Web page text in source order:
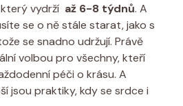
vydrží
až 6-8 týdnů. A
se ⁤o​ ně stále starat, jako s
‌se ‌snadno​ udržují. Právě
volbou pro‌ všechny, kteří
péči o krásu. A
⁢jsou⁤ praktiky, kdy se srdce i